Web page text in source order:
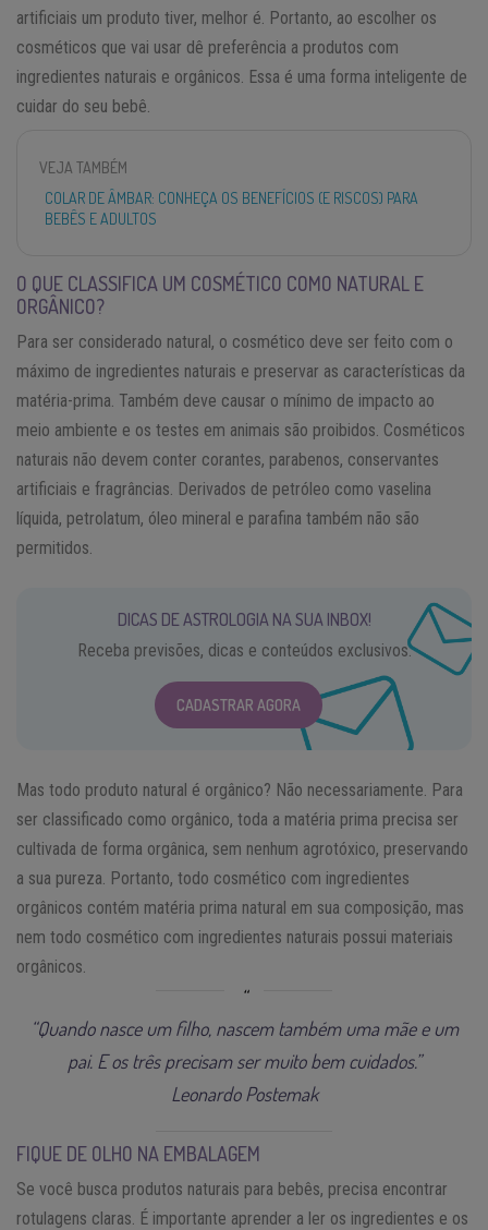
artificiais um produto tiver, melhor é. Portanto, ao escolher os
cosméticos que vai usar dê preferência a produtos com
ingredientes naturais e orgânicos. Essa é uma forma inteligente de
cuidar do seu bebê.
VEJA TAMBÉM
COLAR DE ÂMBAR: CONHEÇA OS BENEFÍCIOS (E RISCOS) PARA
BEBÊS E ADULTOS
O QUE CLASSIFICA UM COSMÉTICO COMO NATURAL E
ORGÂNICO?
Para ser considerado natural, o cosmético deve ser feito com o
máximo de ingredientes naturais e preservar as características da
matéria-prima. Também deve causar o mínimo de impacto ao
meio ambiente e os testes em animais são proibidos. Cosméticos
naturais não devem conter corantes, parabenos, conservantes
artificiais e fragrâncias. Derivados de petróleo como vaselina
líquida, petrolatum, óleo mineral e parafina também não são
permitidos.
DICAS DE ASTROLOGIA NA SUA INBOX!
Receba previsões, dicas e conteúdos exclusivos.
CADASTRAR AGORA
Mas todo produto natural é orgânico? Não necessariamente. Para
ser classificado como orgânico, toda a matéria prima precisa ser
cultivada de forma orgânica, sem nenhum agrotóxico, preservando
a sua pureza. Portanto, todo cosmético com ingredientes
orgânicos contém matéria prima natural em sua composição, mas
nem todo cosmético com ingredientes naturais possui materiais
orgânicos.
“Quando nasce um filho, nascem também uma mãe e um
pai. E os três precisam ser muito bem cuidados.”
Leonardo Postemak
FIQUE DE OLHO NA EMBALAGEM
Se você busca produtos naturais para bebês, precisa encontrar
rotulagens claras. É importante aprender a ler os ingredientes e os